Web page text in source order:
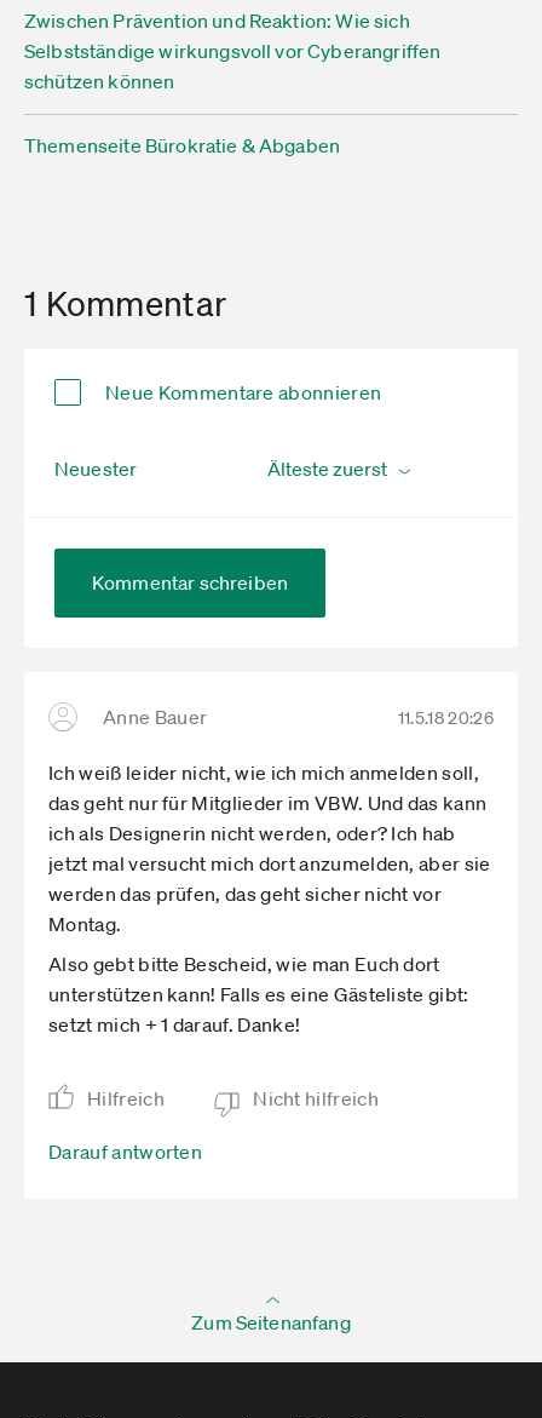
Zwischen Prävention und Reaktion: Wie sich
Selbstständige wirkungsvoll vor Cyberangriffen
schützen können
Themenseite Bürokratie & Abgaben
1 Kommentar
Neue Kommentare abonnieren
Neuester
Kommentar schreiben
Anne Bauer 11.5.18 20:26
Ich weiß leider nicht, wie ich mich anmelden soll,
das geht nur für Mitglieder im VBW. Und das kann
ich als Designerin nicht werden, oder? Ich hab
jetzt mal versucht mich dort anzumelden, aber sie
werden das prüfen, das geht sicher nicht vor
Montag.
Also gebt bitte Bescheid, wie man Euch dort
unterstützen kann! Falls es eine Gästeliste gibt:
setzt mich + 1 darauf. Danke!
Hilfreich Nicht hilfreich
Darauf antworten
Zum Seitenanfang